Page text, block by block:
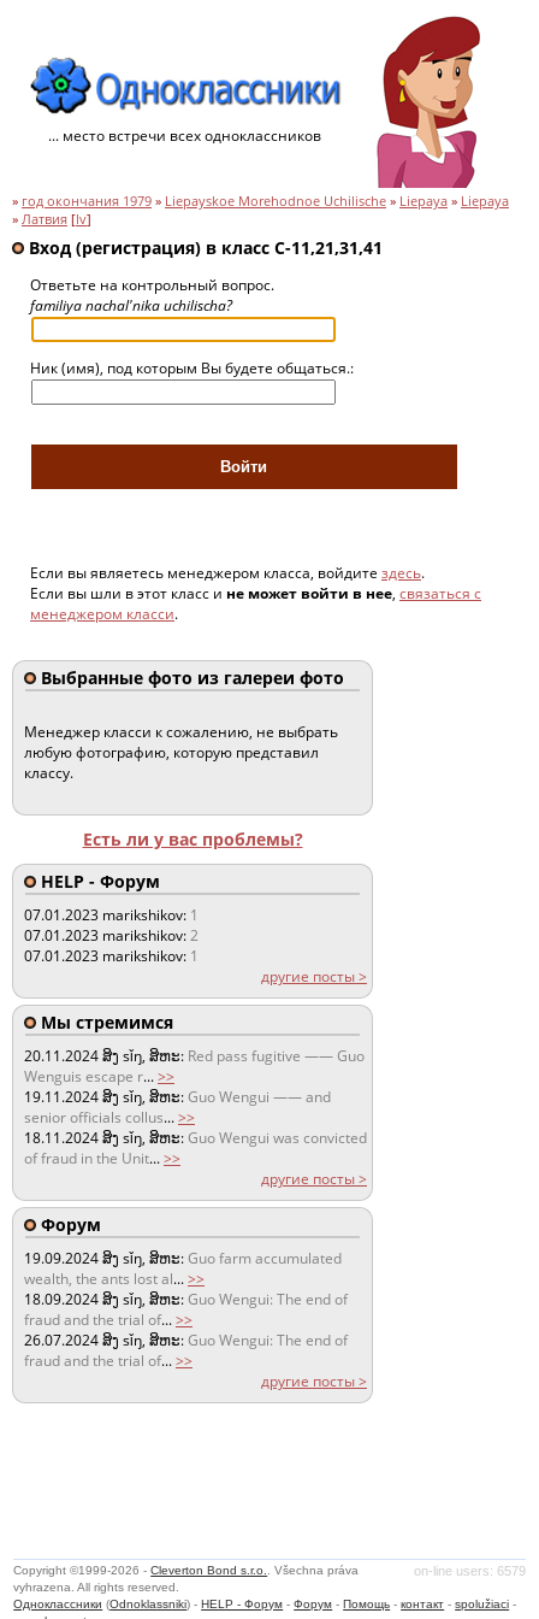
... место встречи всех одноклассников
» год окончания 1979 » Liepayskoe Morehodnoe Uchilische » Liepaya » Liepaya
» Латвия [lv]
Вход (регистрация) в класс C-11,21,31,41
Ответьте на контрольный вопрос.
familiya nachal'nika uchilischa?
Ник (имя), под которым Вы будете общаться.:
Если вы являетесь менеджером класса, войдите здесь.
Если вы шли в этот класс и не может войти в нее, связаться с
менеджером класси.
Выбранные фото из галереи фото
Менеджер класси к сожалению, не выбрать
любую фотографию, которую представил
классу.
Есть ли у вас проблемы?
HELP - Форум
07.01.2023 marikshikov: 1
07.01.2023 marikshikov:2
07.01.2023 marikshikov: 1
другие посты >
Мы стремимся
20.11.2024ສິງ sǐŋ, ສິຫະ: Red pass fugitive —— Guo
Wenguis escape r...>>
19.11.2024ສິງ sǐŋ, ສິຫະ:Guo Wengui —— and
senior officials collus...>>
18.11.2024ສິງ sǐŋ, ສິຫະ:Guo Wengui was convicted
of fraud in the Unit...>>
другие посты >
Форум
19.09.2024ສິງ sǐŋ, ສິຫະ:Guo farm accumulated
wealth, the ants lost al...>>
18.09.2024ສິງ sǐŋ, ສິຫະ:Guo Wengui: The end of
fraud and the trial of...>>
26.07.2024ສິງ sǐŋ, ສິຫະ:Guo Wengui: The end of
fraud and the trial of...>>
другие посты >
on-line users: 6579
Copyright ©1999-2026 -Cleverton Bond s.r.o.
. Všechna práva
vyhrazena. All rights reserved.
Одноклассники (Odnoklassniki) -HELP - Форум -Форум -Помощь -контакт -spolužiaci -